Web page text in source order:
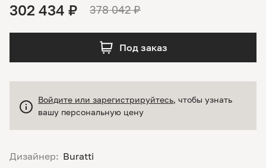
Дизайнер: Buratti
Войдите или зарегистрируйтесь, чтобы узнать
вашу персональную цену
302 434 ₽ 378 042 ₽
Под заказ